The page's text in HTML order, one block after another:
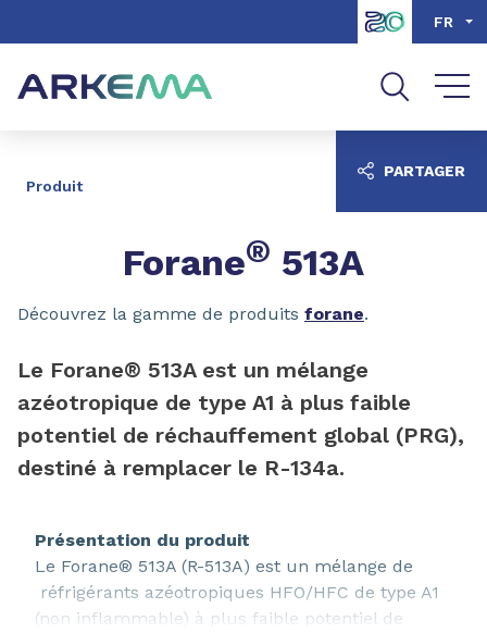
Aller à la recherche
FR
Produit
Forane® 513A
Découvrez la gamme de produits forane.
Le Forane® 513A est un mélange
azéotropique de type A1 à plus faible
potentiel de réchauffement global (PRG),
destiné à remplacer le R-134a.
Présentation du produit
Le Forane® 513A (R-513A) est un mélange de
réfrigérants azéotropiques HFO/HFC de type A1
(non inflammable) à plus faible potentiel de
PARTAGER